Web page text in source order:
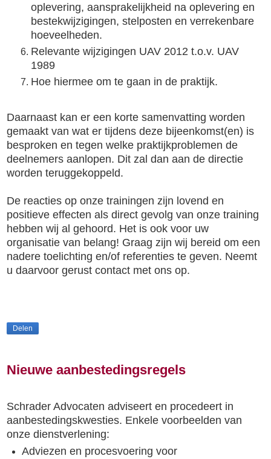
oplevering, aansprakelijkheid na oplevering en
bestekwijzigingen, stelposten en verrekenbare
hoeveelheden.
Relevante wijzigingen UAV 2012 t.o.v. UAV
1989
Hoe hiermee om te gaan in de praktijk.
Daarnaast kan er een korte samenvatting worden
gemaakt van wat er tijdens deze bijeenkomst(en) is
besproken en tegen welke praktijkproblemen de
deelnemers aanlopen. Dit zal dan aan de directie
worden teruggekoppeld.
De reacties op onze trainingen zijn lovend en
positieve effecten als direct gevolg van onze training
hebben wij al gehoord. Het is ook voor uw
organisatie van belang! Graag zijn wij bereid om een
nadere toelichting en/of referenties te geven. Neemt
u daarvoor gerust contact met ons op.
Delen
Nieuwe aanbestedingsregels
Schrader Advocaten adviseert en procedeert in
aanbestedingskwesties. Enkele voorbeelden van
onze dienstverlening:
Adviezen en procesvoering voor